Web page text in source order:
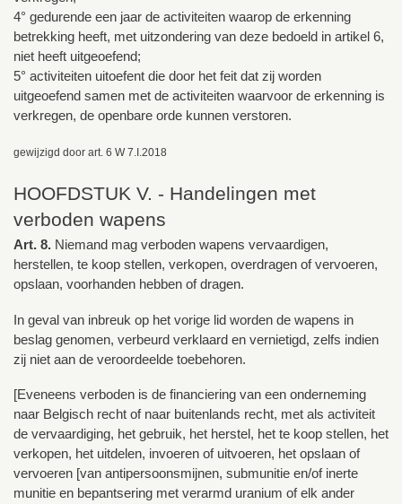
4° gedurende een jaar de activiteiten waarop de erkenning
betrekking heeft, met uitzondering van deze bedoeld in artikel 6,
niet heeft uitgeoefend;
5° activiteiten uitoefent die door het feit dat zij worden
uitgeoefend samen met de activiteiten waarvoor de erkenning is
verkregen, de openbare orde kunnen verstoren.
gewijzigd door art. 6 W 7.I.2018
HOOFDSTUK V. - Handelingen met
verboden wapens
Art. 8. Niemand mag verboden wapens vervaardigen,
herstellen, te koop stellen, verkopen, overdragen of vervoeren,
opslaan, voorhanden hebben of dragen.
In geval van inbreuk op het vorige lid worden de wapens in
beslag genomen, verbeurd verklaard en vernietigd, zelfs indien
zij niet aan de veroordeelde toebehoren.
[Eveneens verboden is de financiering van een onderneming
naar Belgisch recht of naar buitenlands recht, met als activiteit
de vervaardiging, het gebruik, het herstel, het te koop stellen, het
verkopen, het uitdelen, invoeren of uitvoeren, het opslaan of
vervoeren [van antipersoonsmijnen, submunitie en/of inerte
munitie en bepantsering met verarmd uranium of elk ander